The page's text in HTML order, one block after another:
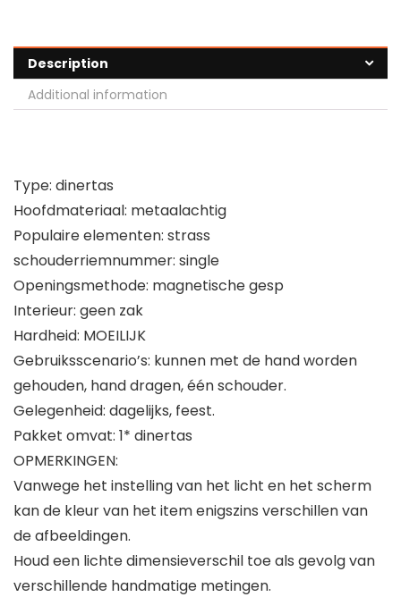
Description
Additional information
Type: dinertas
Hoofdmateriaal: metaalachtig
Populaire elementen: strass
schouderriemnummer: single
Openingsmethode: magnetische gesp
Interieur: geen zak
Hardheid: MOEILIJK
Gebruiksscenario’s: kunnen met de hand worden
gehouden, hand dragen, één schouder.
Gelegenheid: dagelijks, feest.
Pakket omvat: 1* dinertas
OPMERKINGEN:
Vanwege het instelling van het licht en het scherm
kan de kleur van het item enigszins verschillen van
de afbeeldingen.
Houd een lichte dimensieverschil toe als gevolg van
verschillende handmatige metingen.